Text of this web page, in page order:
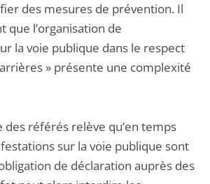
des mesures de prévention. Il
que l’organisation de
la voie publique dans le respect
» présente une complexité
des référés relève qu’en temps
sur la voie publique sont
de déclaration auprès des